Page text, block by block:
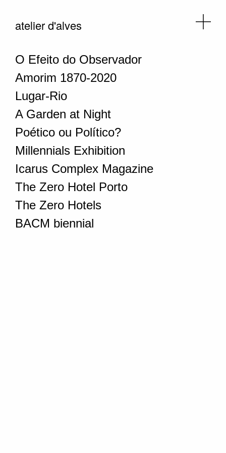
atelier d'alves
O Efeito do Observador
Amorim 1870-2020
Lugar-Rio
A Garden at Night
Poético ou Político?
Millennials Exhibition
Icarus Complex Magazine
The Zero Hotel Porto
The Zero Hotels
BACM biennial